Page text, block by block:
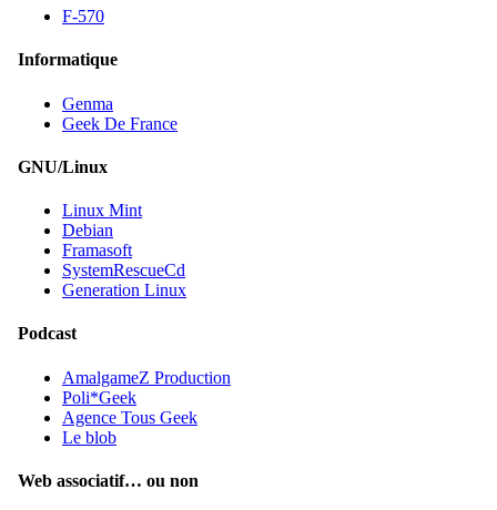
F-570
Informatique
Genma
Geek De France
GNU/Linux
Linux Mint
Debian
Framasoft
SystemRescueCd
Generation Linux
Podcast
AmalgameZ Production
Poli*Geek
Agence Tous Geek
Le blob
Web associatif… ou non